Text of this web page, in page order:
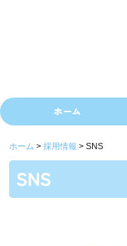
ホーム
ホーム 採用情報 SNS
SNS